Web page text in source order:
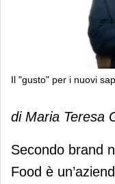
Il "gusto" per i nuovi
Il "gusto" per
Preziosi Food
di Maria Teresa
Secondo brand
Food è